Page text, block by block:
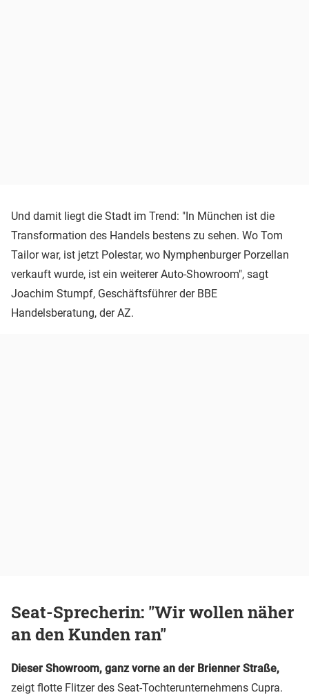
Und damit liegt die Stadt im Trend: "In München ist die
Transformation des Handels bestens zu sehen. Wo Tom
Tailor war, ist jetzt Polestar, wo Nymphenburger Porzellan
verkauft wurde, ist ein weiterer Auto-Showroom", sagt
Joachim Stumpf, Geschäftsführer der BBE
Handelsberatung, der AZ.
Seat-Sprecherin: "Wir wollen näher
an den Kunden ran"
Dieser Showroom, ganz vorne an der Brienner Straße,
zeigt flotte Flitzer des Seat-Tochterunternehmens Cupra.